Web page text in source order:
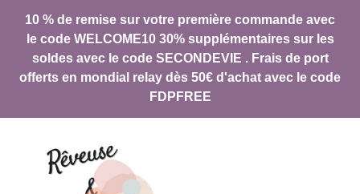
10 % de remise sur votre première commande avec
le code WELCOME10 30% supplémentaires sur les
soldes avec le code SECONDEVIE . Frais de port
offerts en mondial relay dès 50€ d'achat avec le code
FDPFREE